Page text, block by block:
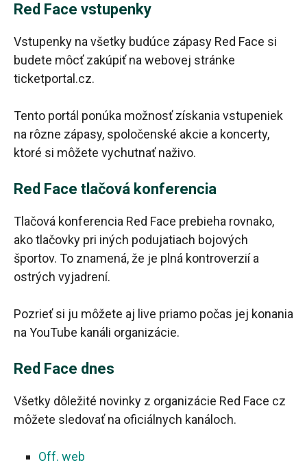
Red Face vstupenky
Vstupenky na všetky budúce zápasy Red Face si
budete môcť zakúpiť na webovej stránke
ticketportal.cz.
Tento portál ponúka možnosť získania vstupeniek
na rôzne zápasy, spoločenské akcie a koncerty,
ktoré si môžete vychutnať naživo.
Red Face tlačová konferencia
Tlačová konferencia Red Face prebieha rovnako,
ako tlačovky pri iných podujatiach bojových
športov. To znamená, že je plná kontroverzií a
ostrých vyjadrení.
Pozrieť si ju môžete aj live priamo počas jej konania
na YouTube kanáli organizácie.
Red Face dnes
Všetky dôležité novinky z organizácie Red Face cz
môžete sledovať na oficiálnych kanáloch.
Off. web